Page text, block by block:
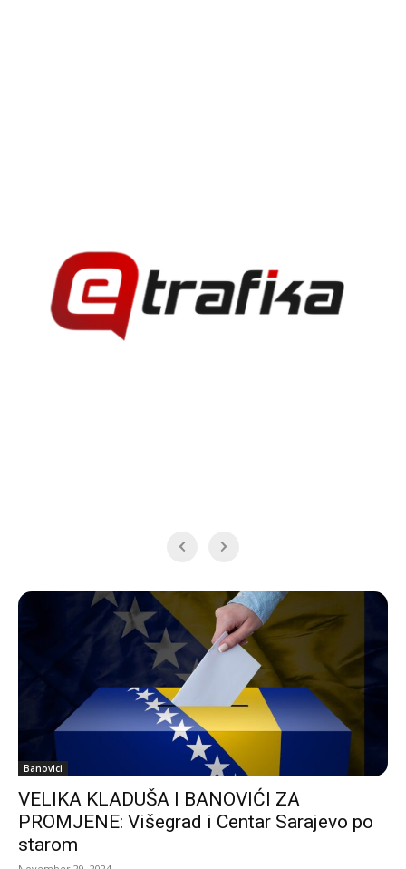
Banovici
VELIKA KLADUŠA I BANOVIĆI ZA
PROMJENE: Višegrad i Centar Sarajevo po
starom